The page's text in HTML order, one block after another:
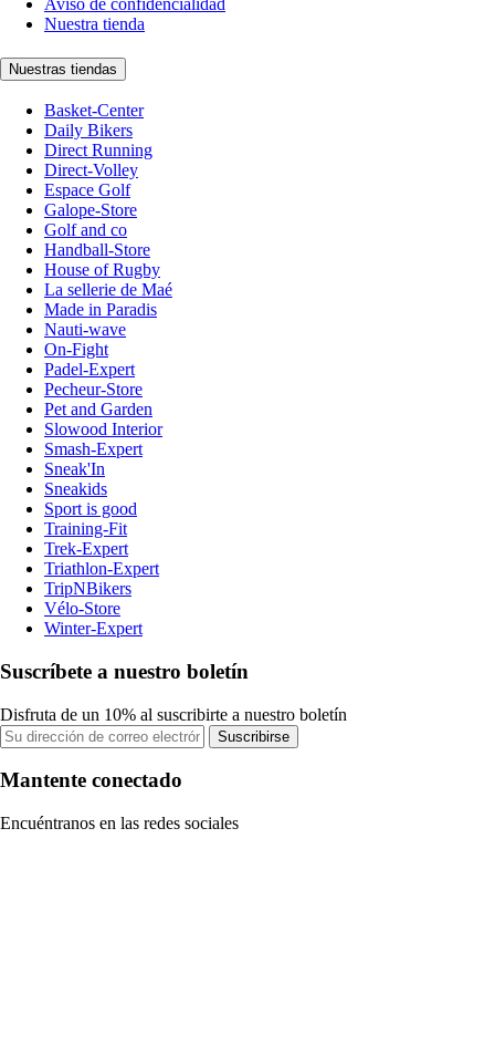
Nuestra tienda
Nuestras tiendas
Basket-Center
Daily Bikers
Direct Running
Direct-Volley
Espace Golf
Galope-Store
Golf and co
Handball-Store
House of Rugby
La sellerie de Maé
Made in Paradis
Nauti-wave
On-Fight
Padel-Expert
Pecheur-Store
Pet and Garden
Slowood Interior
Smash-Expert
Sneak'In
Sneakids
Sport is good
Training-Fit
Trek-Expert
Triathlon-Expert
TripNBikers
Vélo-Store
Winter-Expert
Suscríbete a nuestro boletín
Disfruta de un 10% al suscribirte a nuestro boletín
Suscribirse
Mantente conectado
Encuéntranos en las redes sociales